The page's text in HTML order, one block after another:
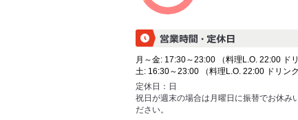
月～金: 17:30～23:00 （料理L.O. 22:00 ド
土: 16:30～23:00 （料理L.O. 22:00 ドリン
定休日： 日
祝日が週末の場合は月曜日に振替でお休み
ださい。